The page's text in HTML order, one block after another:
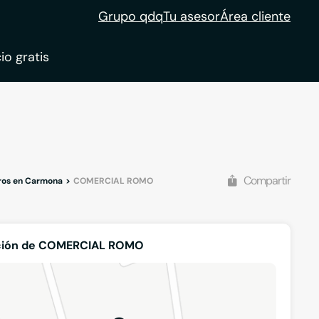
Grupo qdqTu asesorÁrea cliente
gratis
en Carmona COMERCIAL ROMO Compartir
de COMERCIAL ROMO